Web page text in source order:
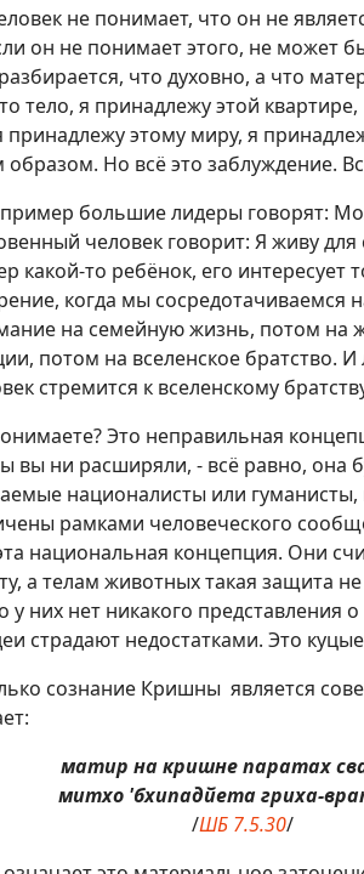
не понимает, что он не
он не понимает этого, не может
что духовно, а что
тело, я принадлежу этой
принадлежу этому миру, я
Но всё это заблуждение.
большие лидеры говорят:
человек говорит: Я живу
какой-то ребёнок, его интересует
когда мы сосредотачиваемся
на семейную жизнь, потом
потом на вселенское братство.
стремится к вселенскому
Это неправильная
вы ни расширяли, - всё равно, она
националисты или гуманисты,
рамками человеческого
национальная концепция. Они
а телам животных такая защита
у них нет никакого
страдают недостатками. Это
сознание Кришны является
матир на кришне паратах
митхо 'бхипадйета гриха-
/ШБ 7.5.30/